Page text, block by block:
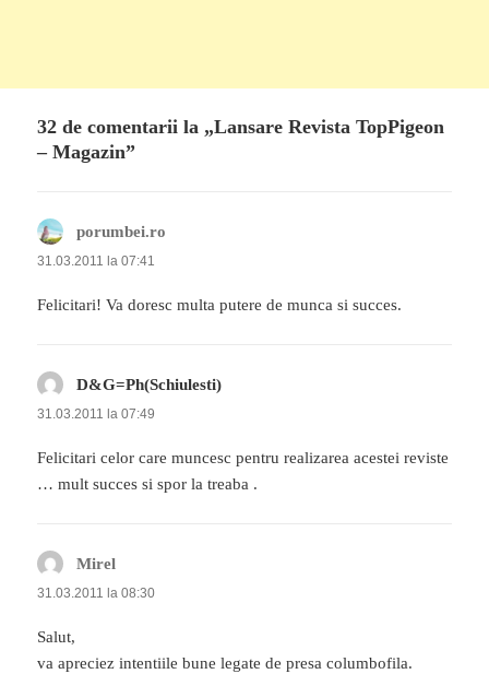
32 de comentarii la „Lansare Revista TopPigeon
– Magazin”
porumbei.ro
31.03.2011 la 07:41
Felicitari! Va doresc multa putere de munca si succes.
D&G=Ph(Schiulesti)
31.03.2011 la 07:49
Felicitari celor care muncesc pentru realizarea acestei reviste
… mult succes si spor la treaba .
Mirel
31.03.2011 la 08:30
Salut,
va apreciez intentiile bune legate de presa columbofila.